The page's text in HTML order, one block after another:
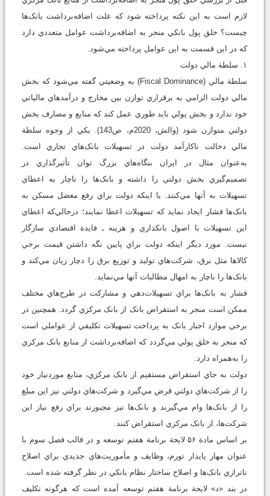
لازم است به اين نکته پرداخته شود که علت اضافه‌برداشت بانک‌ها
چيست؟ خلق پول بانکي منجر به اضافه‌برداشت عوامل متعددي دارد
که در اين ‌قسمت به اين عوامل پرداخته مي‌شود.
۱. سلطة مالي دولت
سلطة مالي (Fiscal Dominance) به وضعيتي گفته مي‌شود که بخش
مالي دولت الزامي به برقراري توازن بين مخارج و درآمدهاي مالياتي
خود ندارد و بخش پولي بايد طوري عمل کند که منابع و مصارف بخش
دولتي متوازن شود (والش، 2020م، ص143). يکي از وجوه سلطة
مالي دخالت ناکارآمد دولت در تسهيلات بانک‌هاي تجاري است.
به‌عنوان مثال در ايران بنگاه‌هاي بزرگ توان تأثيرگذاري در
تصميم‌گيري بخش دولتي را داشته و بانک‌ها را ناچار به اعطاي
تسهيلات به آنها ‌مي‌کنند. يا اينکه دولت براي رفع معضل مسکن به
بانک‌ها فشار ايجاد نمايد که تسهيلات اعطا نمايند؛ درحالي‌که اعطاي
اين تسهيلات با اصول بانکداري و هزينه ـ فايدة اقتصادي سازگار
نيست. مورد ديگر اينکه دولت براي پايين نگه داشتن قيمت برخي
کالاها مثل برق، شرکت‌هاي توليد و توزيع برق را دچار زيان مي‌کند و
بانک‌ها را ناچار به امهال مطالبات آنها مي‌نمايد.
فشار به بانک‌ها براي تسهيلات‌دهي و مشارکت در طرح‌هاي مختلف
ممکن است منجر به استقراض بانک از بانک مرکزي گردد. همچنين در
برخي موارد اجبار بانک به پرداخت تسهيلات تکليفي از عواملي است
که منجر به خلق پولي مي‌گردد که اضافه‌برداشت از منابع بانک مرکزي
را به‌همراه دارد.
دولت به جاي استقراض مستقيم از بانک مرکزي، منابع موردنياز خود
را از شرکت‌هاي دولتي قرض مي‌گيرد و شرکت‌هاي دولتي نيز اين مبلغ
را از بانک‌ها وام مي‌گيرند و بانک‌ها نيز مجبورند براي رفع نياز اين
شرکت‌ها، از بانک مرکزي استقراض کنند.
بر اساس مادة ۵۶ لايحة برنامة هفتم توسعه و در قالب فصل سوم با
عنوان مهار پايدار تورم، وظايف و مأموريت‌هاي جديدي براي اصلاح
ناترازي بانک‌ها و اصلاح ساختار نظام بانکي در نظر گرفته شده است.
در بند «د» لايحة برنامة هفتم توسعه آمده است که هرگونه تکليف